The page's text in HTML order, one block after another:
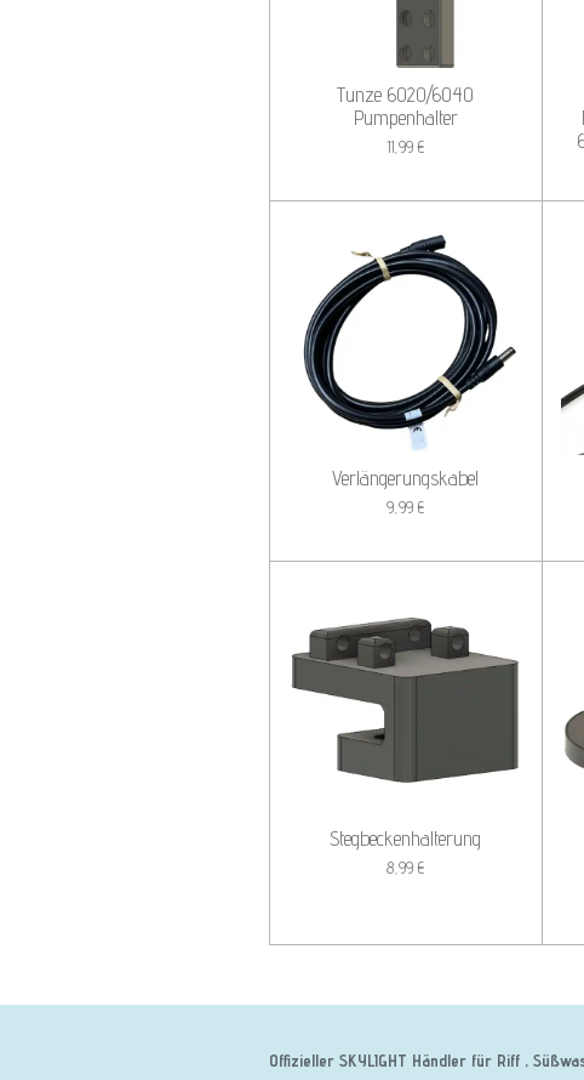
Tunze 6020/6040
Pumpenhalter
11,99 €
Verlängerungskabel
9,99 €
Stegbeckenhalterung
8,99 €
Offizieller SKYLIGHT Händler für Riff ,